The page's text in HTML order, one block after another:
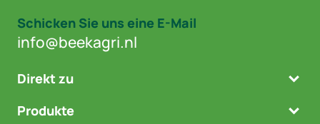
Direkt zu
Produkte
Schicken Sie uns eine E-Mail
info@beekagri.nl